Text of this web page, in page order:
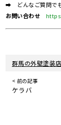
➡ どんなご質問でも
お問い合わせ
群馬の外壁塗装
< 前の記事
ケラバ